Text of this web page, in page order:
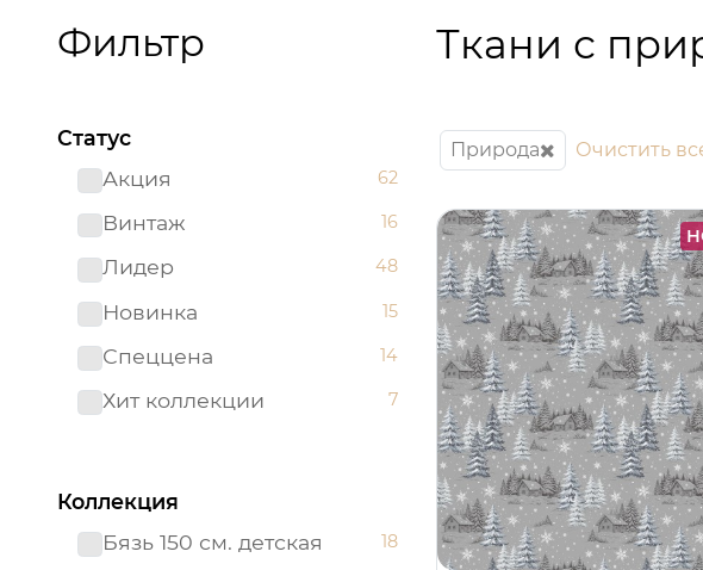
Фильтр
Статус
Акция
62
Винтаж 16
Лидер 48
Новинка 15
Спеццена 14
Хит коллекции 7
Коллекция
Бязь 150 см. детская
18
Ткани с
Природа Очистить